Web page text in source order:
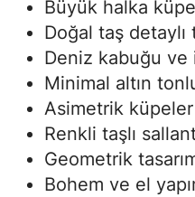
Büyük halka
Doğal taş detaylı
Deniz kabuğu
Minimal altın
Asimetrik küpeler
Renkli taşlı
Geometrik
Bohem ve el